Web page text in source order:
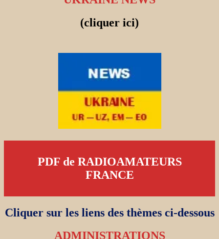
(cliquer ici)
PDF de RADIOAMATEURS
FRANCE
Cliquer sur les liens des thèmes ci-dessous
ADMINISTRATIONS